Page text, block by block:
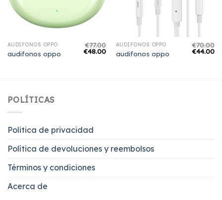
AUDIFONOS OPPO
audifonos oppo
€77.00
€48.00
AUDIFONOS OPPO
audifonos oppo
€70.00
€44.00
POLÍTICAS
Politica de privacidad
Política de devoluciones y reembolsos
Términos y condiciones
Acerca de